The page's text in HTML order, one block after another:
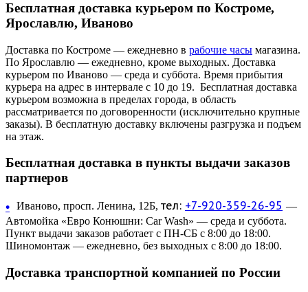
Бесплатная доставка курьером по Костроме,
Ярославлю, Иваново
Доставка по Костроме — ежедневно в рабочие часы магазина.
По Ярославлю — ежедневно, кроме выходных. Доставка
курьером по Иваново — среда и суббота. Время прибытия
курьера на адрес в интервале с 10 до 19. Бесплатная доставка
курьером возможна в пределах города, в область
рассматривается по договоренности (исключительно крупные
заказы). В бесплатную доставку включены разгрузка и подъем
на этаж.
Бесплатная доставка в пункты выдачи заказов
партнеров
• Иваново, просп. Ленина, 12Б, тел: +7-920-359-26-95 —
Автомойка «Евро Конюшни: Car Wash» — среда и суббота.
Пункт выдачи заказов работает с ПН-СБ с 8:00 до 18:00.
Шиномонтаж — ежедневно, без выходных с 8:00 до 18:00.
Доставка транспортной компанией по России